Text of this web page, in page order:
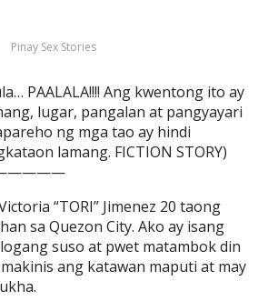
Pinay Sex Stories
PAALALA!!!! Ang kwentong ito ay
lugar, pangalan at pangyayari
ng mga tao ay hindi
lamang. FICTION STORY)
“TORI” Jimenez 20 taong
sa Quezon City. Ako ay isang
suso at pwet matambok din
ang katawan maputi at may